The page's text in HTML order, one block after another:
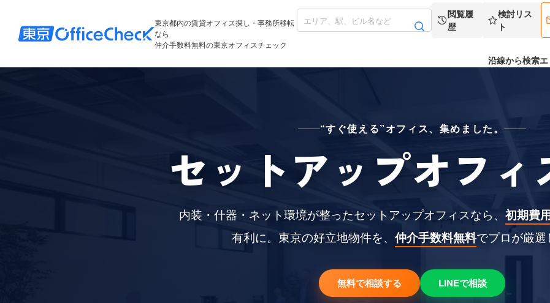
東京都内の賃貸オフィス探し・事務所移転
なら
仲介手数料無料の東京オフィスチェック
閲覧履
歴
検討リス
ト
沿線から検索
“すぐ使える”オフィス、集めました。
セットアップオフィ
内装・什器・ネット環境が整ったセットアップオフィスなら、 初期費
有利に。東京の好立地物件を、 仲介手数料無料でプロが厳選
無料で相談する LINEで相談